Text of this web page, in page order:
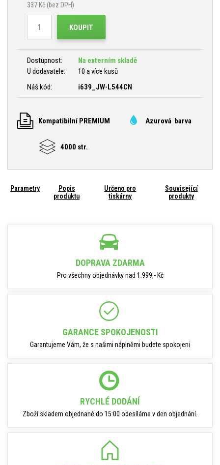
337 Kč (bez DPH)
KOUPIT
Dostupnost:
Na externím skladě
U dodavatele:
10 a více kusů
Náš kód:
i639_JW-L544CN
Kompatibilní PREMIUM Azurová barva
4000 str.
Parametry
Popis
produktu
Určeno pro
tiskárny
Související
produkty
DOPRAVA ZDARMA
Pro všechny objednávky nad 1.999,- Kč
GARANCE SPOKOJENOSTI
Garantujeme Vám, že s našimi náplněmi budete spokojeni
RYCHLÉ DODÁNÍ
Zboží skladem objednané do 15:00 odesíláme v den objednání.